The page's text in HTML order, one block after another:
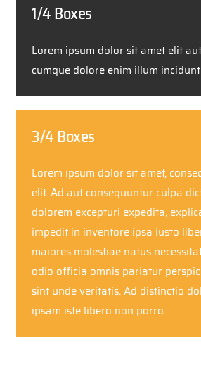
1/4 Boxes
Lorem ipsum dolor sit amet elit
cumque dolore enim illum
3/4 Boxes
Lorem ipsum dolor sit amet,
elit. Ad aut consequuntur culpa
dolorem excepturi expedita,
impedit in inventore ipsa iusto
maiores molestiae natus
odio officia omnis pariatur
sint unde veritatis. Ad distinctio
ipsam iste libero non porro.